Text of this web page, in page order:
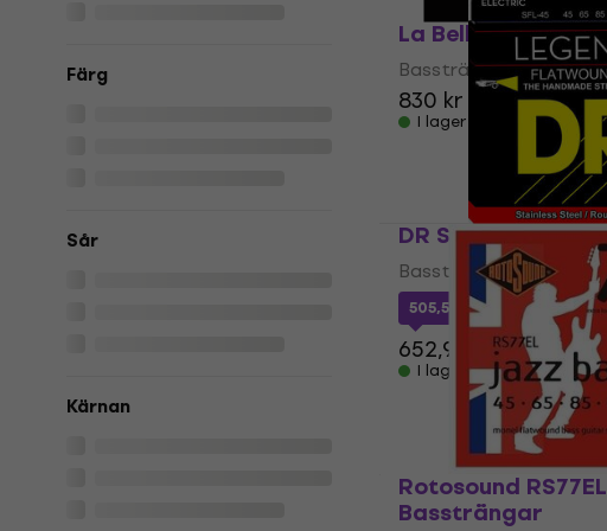
Färg
Sår
Kärnan
La Bella 760FL-B
Bassträngar
830 kr
I lager för E-shop
DR Strings SFL-
Bassträngar
505,52 krmed kod
652,96 kr
I lager för E-shop
Rotosound RS77EL
Bassträngar